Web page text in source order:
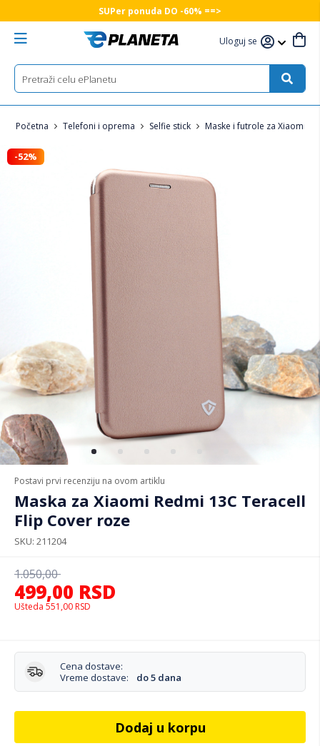
SUPer ponuda DO -60% ==>
Uloguj se
Početna Telefoni i oprema Selfie stick Maske i futrole za Xiaomi
Postavi prvi recenziju na ovom artiklu
Maska za Xiaomi Redmi 13C Teracell
Flip Cover roze
SKU 211204
499,00 RSD
1.050,00
Ušteda 551,00 RSD
Cena dostave:
Vreme dostave:
do 5 dana
Dodaj u korpu
-52%